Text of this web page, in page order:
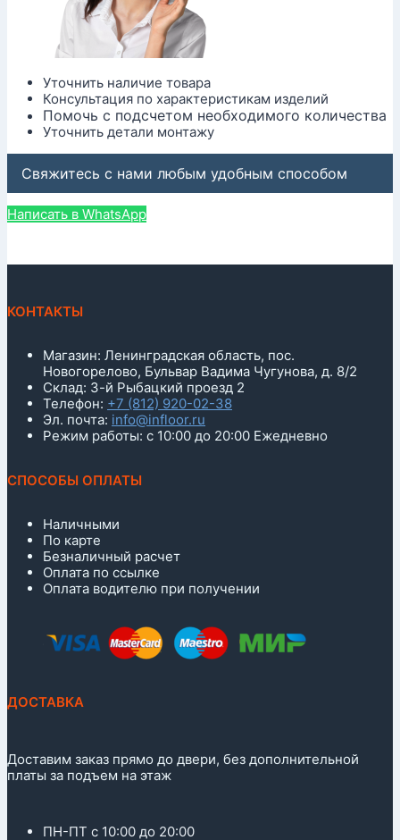
Уточнить наличие товара
Консультация по характеристикам изделий
Помочь с подсчетом необходимого количества
Уточнить детали монтажу
Свяжитесь с нами любым удобным способом
Написать в WhatsApp
КОНТАКТЫ
Магазин: Ленинградская область, пос.
Новогорелово, Бульвар Вадима Чугунова, д. 8/2
Склад: 3-й Рыбацкий проезд 2
Телефон: +7 (812) 920-02-38
Эл. почта: info@infloor.ru
Режим работы: с 10:00 до 20:00 Ежедневно
СПОСОБЫ ОПЛАТЫ
Наличными
По карте
Безналичный расчет
Оплата по ссылке
Оплата водителю при получении
ДОСТАВКА
Доставим заказ прямо до двери, без дополнительной
платы за подъем на этаж
ПН-ПТ с 10:00 до 20:00